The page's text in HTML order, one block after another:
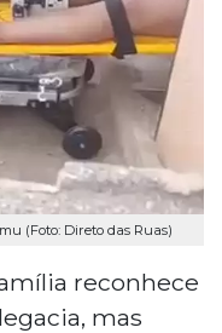
(Foto: Direto das Ruas)
reconhece
mas